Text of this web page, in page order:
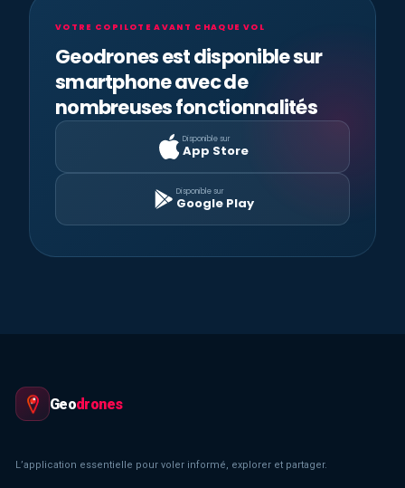
VOTRE COPILOTE AVANT CHAQUE VOL
Geodrones est disponible sur
smartphone avec de
nombreuses fonctionnalités
Disponible sur
App Store
Disponible sur
Google Play
Geodrones
L’application essentielle pour voler informé, explorer et partager.